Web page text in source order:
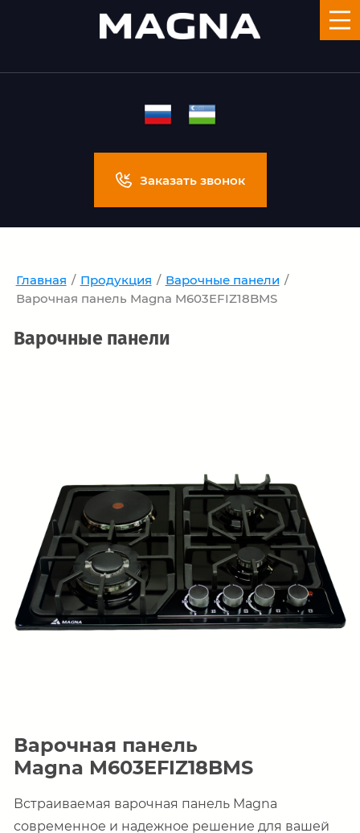
Заказать звонок
Главная / Продукция / Варочные панели /
Варочная панель Magna M603EFIZ18BMS
Варочные панели
Варочная панель
Magna M603EFIZ18BMS
Встраиваемая варочная панель Magna
современное и надежное решение для вашей